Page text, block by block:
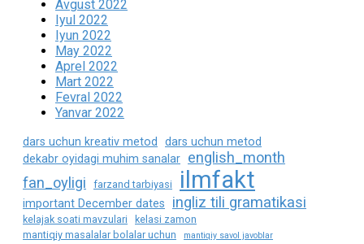
Avgust 2022
Iyul 2022
Iyun 2022
May 2022
Aprel 2022
Mart 2022
Fevral 2022
Yanvar 2022
dars uchun kreativ metod
dars uchun metod
dekabr oyidagi muhim sanalar
english_month
fan_oyligi
farzand tarbiyasi ilmfakt
important December dates ingliz tili gramatikasi
kelajak soati mavzulari
kelasi zamon
mantiqiy masalalar bolalar uchun
mantiqiy savol javoblar